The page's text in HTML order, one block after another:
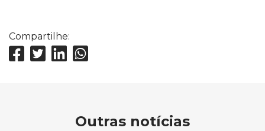
Compartilhe:
Outras notícias